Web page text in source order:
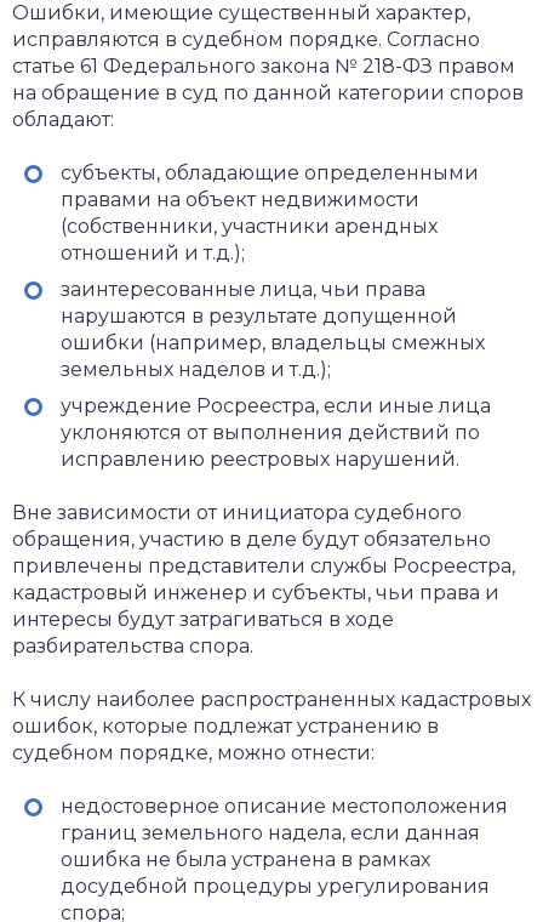
Ошибки, имеющие существенный характер,
исправляются в судебном порядке. Согласно
статье 61 Федерального закона № 218-ФЗ правом
на обращение в суд по данной категории споров
обладают:
субъекты, обладающие определенными
правами на объект недвижимости
(собственники, участники арендных
отношений и т.д.);
заинтересованные лица, чьи права
нарушаются в результате допущенной
ошибки (например, владельцы смежных
земельных наделов и т.д.);
учреждение Росреестра, если иные лица
уклоняются от выполнения действий по
исправлению реестровых нарушений.
Вне зависимости от инициатора судебного
обращения, участию в деле будут обязательно
привлечены представители службы Росреестра,
кадастровый инженер и субъекты, чьи права и
интересы будут затрагиваться в ходе
разбирательства спора.
К числу наиболее распространенных кадастровых
ошибок, которые подлежат устранению в
судебном порядке, можно отнести:
недостоверное описание местоположения
границ земельного надела, если данная
ошибка не была устранена в рамках
досудебной процедуры урегулирования
спора;